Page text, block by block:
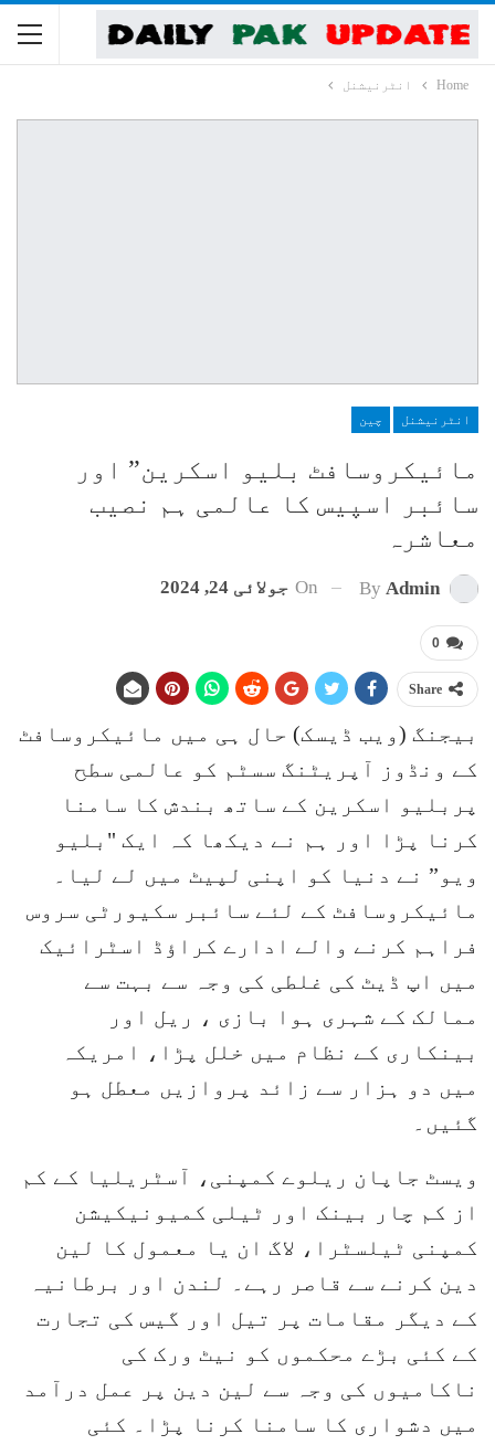
Home انٹرنیشنل
انٹرنیشنل چین
مائیکروسافٹ بلیو اسکرین” اور
سائبر اسپیس کا عالمی ہم نصیب
معاشرہ
By Admin
On جولائی 24, 2024
0
Share
بیجنگ (ویب ڈیسک) حال ہی میں مائیکروسافٹ
کے ونڈوز آپریٹنگ سسٹم کو عالمی سطح
پربلیو اسکرین کے ساتھ بندش کا سامنا
کرنا پڑا اور ہم نے دیکھا کہ ایک "بلیو
ویو” نے دنیا کو اپنی لپیٹ میں لے لیا۔
مائیکروسافٹ کے لئے سائبر سکیورٹی سروس
فراہم کرنے والے ادارے کراؤڈ اسٹرائیک
میں اپ ڈیٹ کی غلطی کی وجہ سے بہت سے
ممالک کے شہری ہوا بازی ، ریل اور
بینکاری کے نظام میں خلل پڑا، امریکہ
میں دو ہزار سے زائد پروازیں معطل ہو
گئیں۔
ویسٹ جاپان ریلوے کمپنی، آسٹریلیا کے کم
از کم چار بینک اور ٹیلی کمیونیکیشن
کمپنی ٹیلسٹرا، لاگ ان یا معمول کا لین
دین کرنے سے قاصر رہے۔ لندن اور برطانیہ
کے دیگر مقامات پر تیل اور گیس کی تجارت
کے کئی بڑے محکموں کو نیٹ ورک کی
ناکامیوں کی وجہ سے لین دین پر عمل درآمد
میں دشواری کا سامنا کرنا پڑا۔ کئی